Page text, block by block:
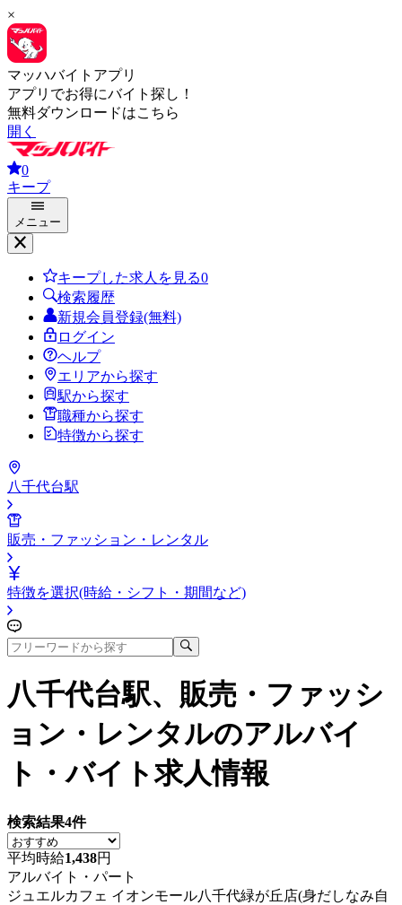
×
マッハバイトアプリ
アプリでお得にバイト探し！
無料ダウンロードはこちら
開く
0
キープ
メニュー
キープした求人を見る0
検索履歴
新規会員登録(無料)
ログイン
ヘルプ
エリアから探す
駅から探す
職種から探す
特徴から探す
八千代台駅
販売・ファッション・レンタル
特徴を選択(時給・シフト・期間など)
八千代台駅、販売・ファッシ
ョン・レンタルのアルバイ
ト・バイト求人情報
検索結果4件
平均時給1,438円
アルバイト・パート
ジュエルカフェ イオンモール八千代緑が丘店(身だしなみ自